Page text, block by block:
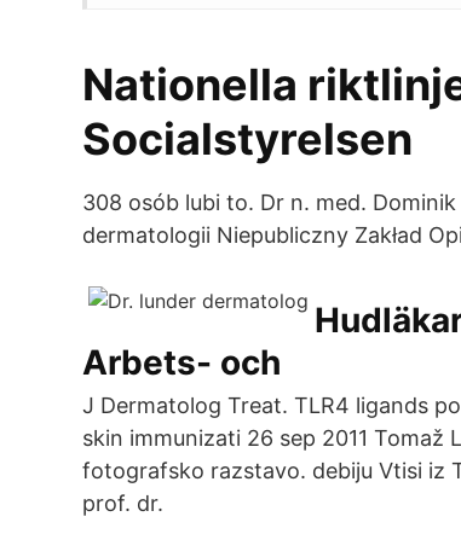
Nationella
Socialstyrelsen
308 osób lubi to. Dr n. med.
dermatologii Niepubliczny Zakład
Arbets- och
J Dermatolog Treat. TLR4 ligands
skin immunizati 26 sep 2011
fotografsko razstavo. debiju Vtisi iz
prof. dr.